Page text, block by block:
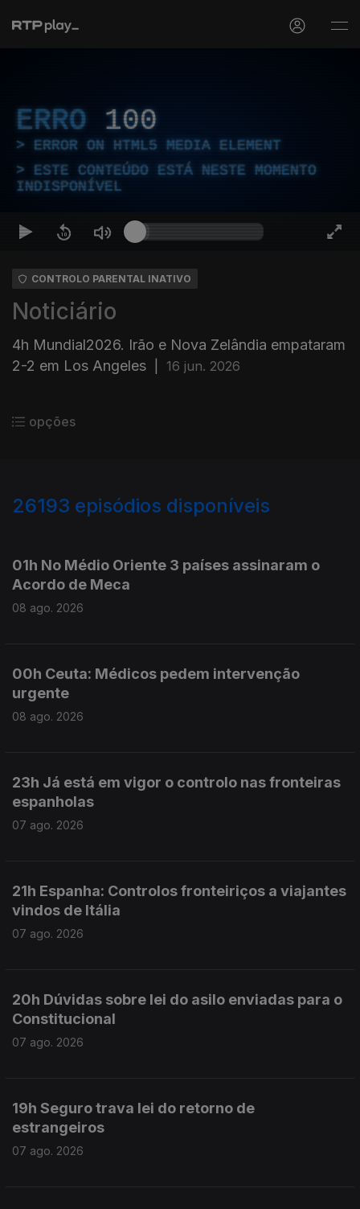
ERRO 100
ERROR ON HTML5 MEDIA ELEMENT
ESTE CONTEÚDO ESTÁ NESTE MOMENTO
INDISPONÍVEL
CONTROLO PARENTAL INATIVO
Noticiário
4h Mundial2026. Irão e Nova Zelândia empataram
2-2 em Los Angeles
16 jun. 2026
opções
26193 episódios disponíveis
01h No Médio Oriente 3 países assinaram o
Acordo de Meca
08 ago. 2026
00h Ceuta: Médicos pedem intervenção
urgente
08 ago. 2026
23h Já está em vigor o controlo nas fronteiras
espanholas
07 ago. 2026
21h Espanha: Controlos fronteiriços a viajantes
vindos de Itália
07 ago. 2026
20h Dúvidas sobre lei do asilo enviadas para o
Constitucional
07 ago. 2026
19h Seguro trava lei do retorno de
estrangeiros
07 ago. 2026